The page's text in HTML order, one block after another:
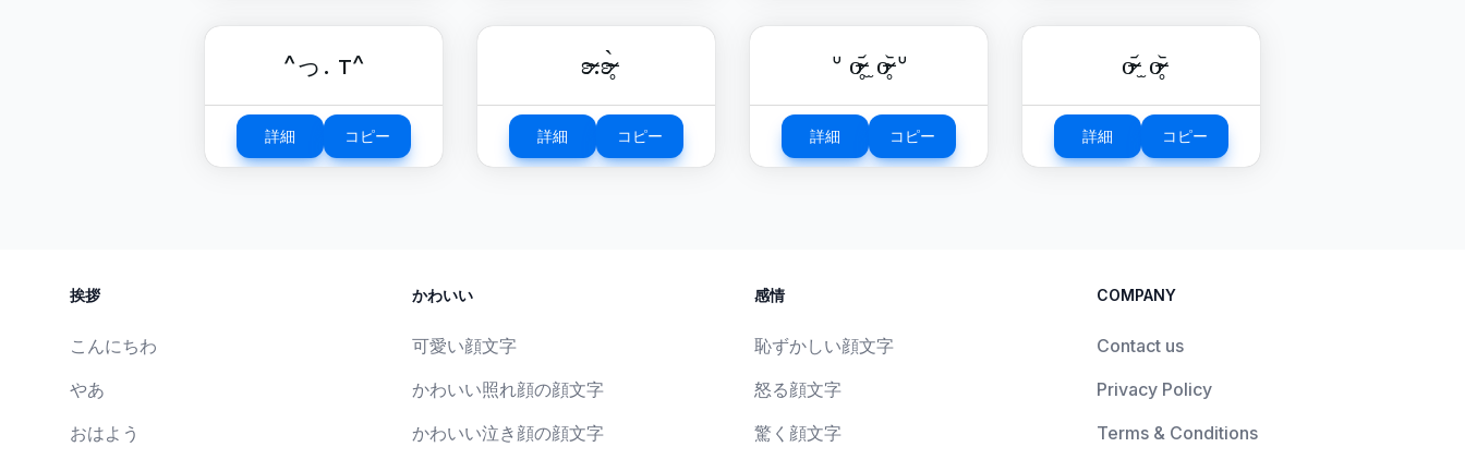
^っ. т^
詳細 コピー
ʚ̴̶̷.ʚ̴̶̷̥̀
詳細 コピー
ᐡ o̴̶̷̥᷄ ̫ o̴̶̷̥᷅ ᐡ
詳細 コピー
o̴̶̷᷄ ̫ o̴̶̷̥᷅
詳細 コピー
挨拶
こんにちわ
やあ
おはよう
かわいい
可愛い顔文字
かわいい照れ顔の顔文字
かわいい泣き顔の顔文字
感情
恥ずかしい顔文字
怒る顔文字
驚く顔文字
COMPANY
Contact us
Privacy Policy
Terms & Conditions